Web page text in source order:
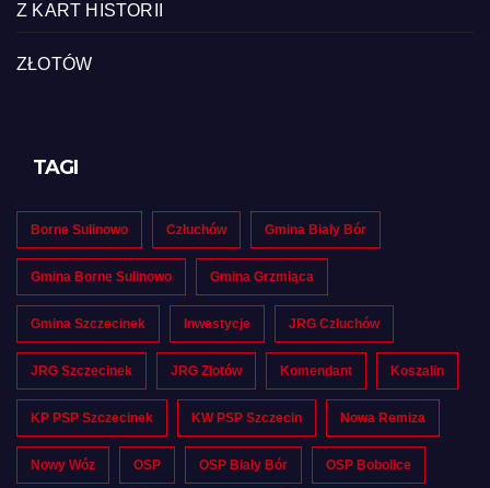
Z KART HISTORII
ZŁOTÓW
TAGI
Borne Sulinowo Człuchów Gmina Biały Bór
Gmina Borne Sulinowo Gmina Grzmiąca
Gmina Szczecinek Inwestycje JRG Człuchów
JRG Szczecinek JRG Złotów Komendant Koszalin
KP PSP Szczecinek KW PSP Szczecin Nowa Remiza
Nowy Wóz OSP OSP Biały Bór OSP Bobolice